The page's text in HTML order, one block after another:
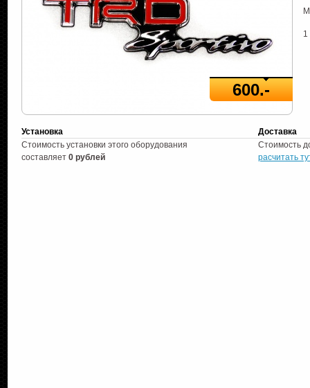
600.-
Установка
Доставка
Стоимость установки этого оборудования
составляет 0 рублей
Стоимость
расчитать